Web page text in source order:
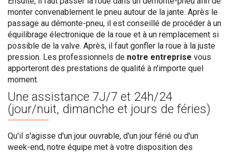
monter convenablement le pneu autour de la jante. Après le
passage au démonte-pneu, il est conseillé de procéder à un
équilibrage électronique de la roue et à un remplacement si
possible de la valve. Après, il faut gonfler la roue à la juste
pression. Les professionnels de notre entreprise vous
apporteront des prestations de qualité à n'importe quel
moment.
Une assistance 7J/7 et 24h/24
(jour/nuit, dimanche et jours de féries)
Qu'il s'agisse d'un jour ouvrable, d'un jour férié ou d'un
week-end, notre équipe met à votre disposition des